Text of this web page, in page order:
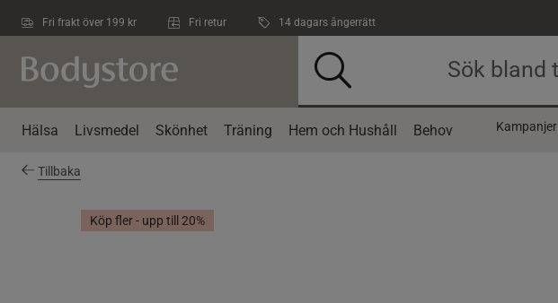
Fri frakt över 199 kr Fri retur 14 dagars ångerrätt
Hälsa Livsmedel Skönhet Träning Hem och Hushåll Behov Kampanjer
Tillbaka
Köp fler - upp till 20%